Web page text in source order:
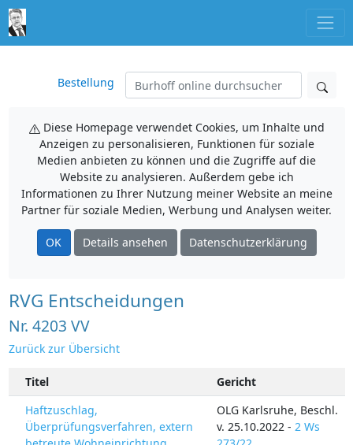
Bestellung
Diese Homepage verwendet Cookies, um Inhalte und
Anzeigen zu personalisieren, Funktionen für soziale
Medien anbieten zu können und die Zugriffe auf die
Website zu analysieren. Außerdem gebe ich
Informationen zu Ihrer Nutzung meiner Website an meine
Partner für soziale Medien, Werbung und Analysen weiter.
OK Details ansehen Datenschutzerklärung
RVG Entscheidungen
Nr. 4203 VV
Zurück zur Übersicht
Titel
Gericht
Haftzuschlag,
Überprüfungsverfahren, extern
OLG Karlsruhe, Beschl.
v. 25.10.2022 - 2 Ws